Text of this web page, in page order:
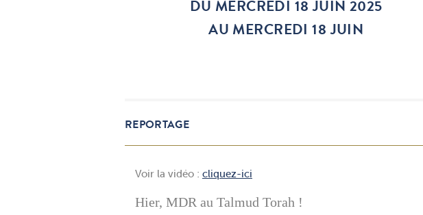
DU MERCREDI 18 JUIN 2025
AU MERCREDI 18 JUIN
REPORTAGE
Voir la vidéo : cliquez-ici
Hier, MDR au Talmud Torah !